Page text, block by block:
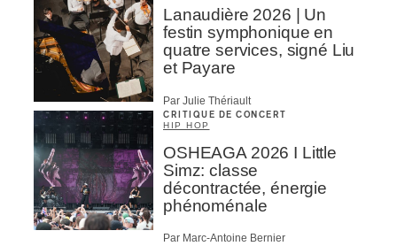
Lanaudière 2026 | Un
festin symphonique en
quatre services, signé Liu
et Payare
Par Julie Thériault
CRITIQUE DE CONCERT
HIP HOP
OSHEAGA 2026 I Little
Simz: classe
décontractée, énergie
phénoménale
Par Marc-Antoine Bernier